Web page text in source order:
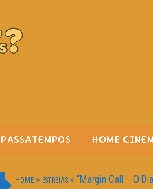
PASSATEMPOS HOME
HOME » ESTREIAS »“Margin Call – O